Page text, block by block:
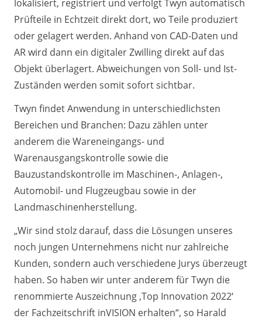
lokalisiert, registriert und verfolgt Twyn automatisch
Prüfteile in Echtzeit direkt dort, wo Teile produziert
oder gelagert werden. Anhand von CAD-Daten und
AR wird dann ein digitaler Zwilling direkt auf das
Objekt überlagert. Abweichungen von Soll- und Ist-
Zuständen werden somit sofort sichtbar.
Twyn findet Anwendung in unterschiedlichsten
Bereichen und Branchen: Dazu zählen unter
anderem die Wareneingangs- und
Warenausgangskontrolle sowie die
Bauzustandskontrolle im Maschinen-, Anlagen-,
Automobil- und Flugzeugbau sowie in der
Landmaschinenherstellung.
„Wir sind stolz darauf, dass die Lösungen unseres
noch jungen Unternehmens nicht nur zahlreiche
Kunden, sondern auch verschiedene Jurys überzeugt
haben. So haben wir unter anderem für Twyn die
renommierte Auszeichnung ,Top Innovation 2022‘
der Fachzeitschrift inVISION erhalten“, so Harald